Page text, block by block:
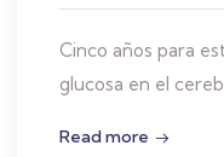
Cinco años para
glucosa en el
Read more